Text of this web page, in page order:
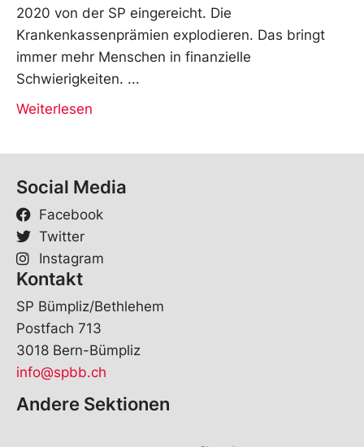
2020 von der SP eingereicht. Die
Krankenkassenprämien explodieren. Das bringt
immer mehr Menschen in finanzielle
Schwierigkeiten.
Weiterlesen
Social Media
Facebook
Twitter
Instagram
Kontakt
SP Bümpliz/Bethlehem
Postfach 713
3018 Bern-Bümpliz
info@spbb.ch
Andere Sektionen